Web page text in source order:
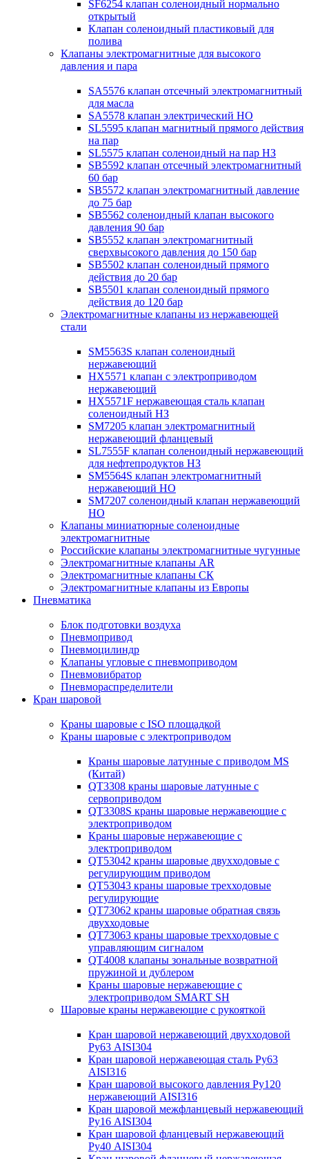
SF6254 клапан соленоидный нормально
открытый
Клапан соленоидный пластиковый для
полива
Клапаны электромагнитные для высокого
давления и пара
SA5576 клапан отсечный электромагнитный
для масла
SA5578 клапан электрический НО
SL5595 клапан магнитный прямого действия
на пар
SL5575 клапан соленоидный на пар НЗ
SB5592 клапан отсечный электромагнитный
60 бар
SB5572 клапан электромагнитный давление
до 75 бар
SB5562 соленоидный клапан высокого
давления 90 бар
SB5552 клапан электромагнитный
сверхвысокого давления до 150 бар
SB5502 клапан соленоидный прямого
действия до 20 бар
SB5501 клапан соленоидный прямого
действия до 120 бар
Электромагнитные клапаны из нержавеющей
стали
SM5563S клапан соленоидный
нержавеющий
HX5571 клапан с электроприводом
нержавеющий
HX5571F нержавеющая сталь клапан
соленоидный НЗ
SM7205 клапан электромагнитный
нержавеющий фланцевый
SL7555F клапан соленоидный нержавеющий
для нефтепродуктов НЗ
SM5564S клапан электромагнитный
нержавеющий НО
SM7207 соленоидный клапан нержавеющий
НО
Клапаны миниатюрные соленоидные
электромагнитные
Российские клапаны электромагнитные чугунные
Электромагнитные клапаны AR
Электромагнитные клапаны СК
Электромагнитные клапаны из Европы
Пневматика
Блок подготовки воздуха
Пневмопривод
Пневмоцилиндр
Клапаны угловые с пневмоприводом
Пневмовибратор
Пневмораспределители
Кран шаровой
Краны шаровые с ISO площадкой
Краны шаровые с электроприводом
Краны шаровые латунные с приводом MS
(Китай)
QT3308 краны шаровые латунные с
сервоприводом
QT3308S краны шаровые нержавеющие с
электроприводом
Краны шаровые нержавеющие с
электроприводом
QT53042 краны шаровые двухходовые с
регулирующим приводом
QT53043 краны шаровые трехходовые
регулирующие
QT73062 краны шаровые обратная связь
двухходовые
QT73063 краны шаровые трехходовые с
управляющим сигналом
QT4008 клапаны зональные возвратной
пружиной и дублером
Краны шаровые нержавеющие с
электроприводом SMART SH
Шаровые краны нержавеющие с рукояткой
Кран шаровой нержавеющий двухходовой
Ру63 AISI304
Кран шаровой нержавеющая сталь Ру63
AISI316
Кран шаровой высокого давления Ру120
нержавеющий AISI316
Кран шаровой межфланцевый нержавеющий
Ру16 AISI304
Кран шаровой фланцевый нержавеющий
Ру40 AISI304